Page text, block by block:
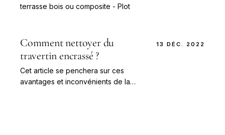
terrasse bois ou composite - Plot
Comment nettoyer du
travertin encrassé ?
Cet article se penchera sur ces
avantages et inconvénients de la
13 DÉC. 2022